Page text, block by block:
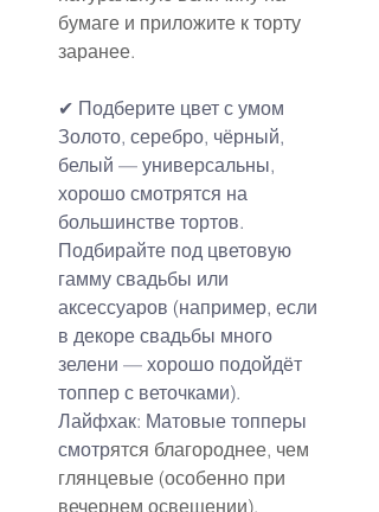
бумаге и приложите к торту
заранее.
✔ Подберите цвет с умом
Золото, серебро, чёрный,
белый — универсальны,
хорошо смотрятся на
большинстве тортов.
Подбирайте под цветовую
гамму свадьбы или
аксессуаров (например, если
в декоре свадьбы много
зелени — хорошо подойдёт
топпер с веточками).
Лайфхак: Матовые топперы
смотрятся благороднее, чем
глянцевые (особенно при
вечернем освещении).